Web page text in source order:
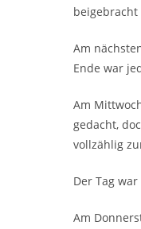
Am
Ende war
Am
gedacht,
vollzählig
Der Tag
Am